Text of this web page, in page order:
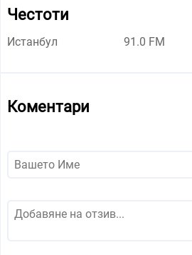
Честоти
Истанбул 91.0 FM
Коментари